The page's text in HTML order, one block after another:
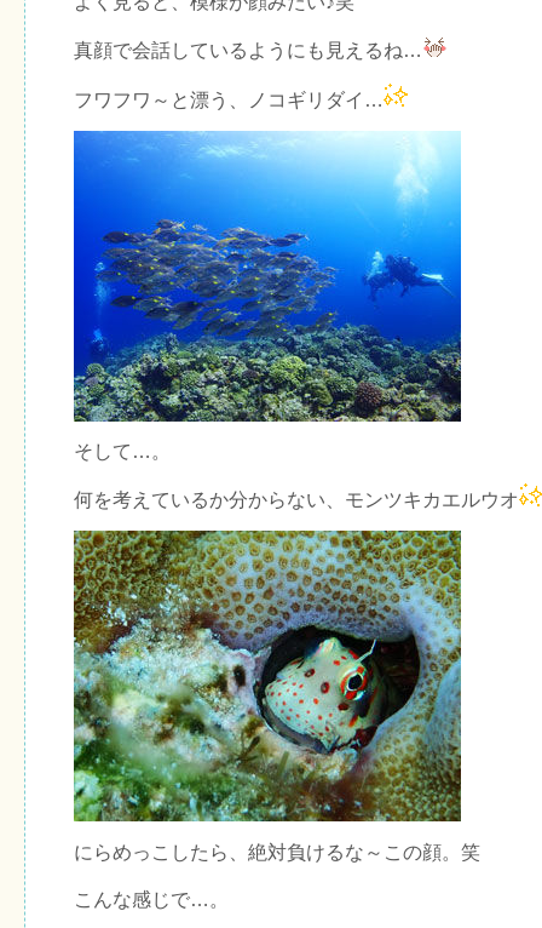
真顔で会話しているようにも見えるね…
フワフワ～と漂う、ノコギリダイ…
そして…。
何を考えているか分からない、モンツキカエルウオ
にらめっこしたら、絶対負けるな～この顔。笑
こんな感じで…。